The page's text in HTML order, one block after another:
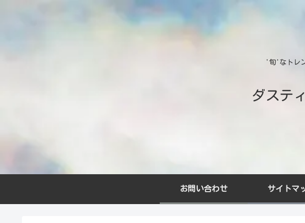
'旬'なトレ
ダステ
お問い合わせ サイトマ